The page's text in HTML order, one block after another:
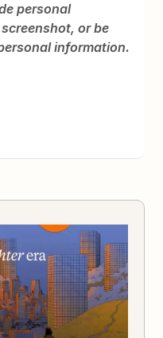
personal
or be
information.